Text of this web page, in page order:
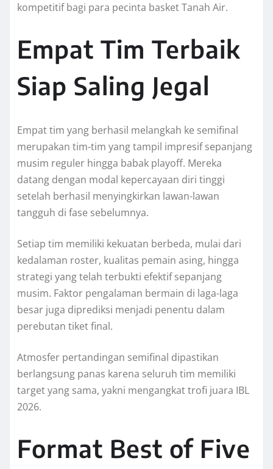
kompetitif bagi para pecinta basket Tanah Air.
Empat Tim Terbaik
Siap Saling Jegal
Empat tim yang berhasil melangkah ke semifinal
merupakan tim-tim yang tampil impresif sepanjang
musim reguler hingga babak playoff. Mereka
datang dengan modal kepercayaan diri tinggi
setelah berhasil menyingkirkan lawan-lawan
tangguh di fase sebelumnya.
Setiap tim memiliki kekuatan berbeda, mulai dari
kedalaman roster, kualitas pemain asing, hingga
strategi yang telah terbukti efektif sepanjang
musim. Faktor pengalaman bermain di laga-laga
besar juga diprediksi menjadi penentu dalam
perebutan tiket final.
Atmosfer pertandingan semifinal dipastikan
berlangsung panas karena seluruh tim memiliki
target yang sama, yakni mengangkat trofi juara IBL
2026.
Format Best of Five